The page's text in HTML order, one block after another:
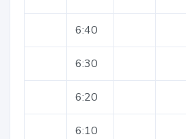
6:40
6:30
6:20
6:10